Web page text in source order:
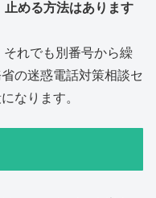
止める方法はあります
れでも別番号から繰
の迷惑電話対策相談セ
なります。